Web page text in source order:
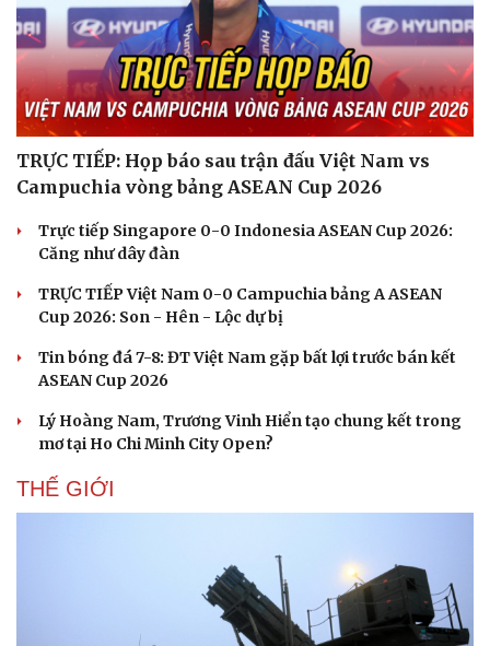
Sân khấu - Điện ảnh
Văn học
Âm nhạc
Di sản
Nghệ sĩ
Thời trang
Sao Việt
TRỰC TIẾP: Họp báo sau trận đấu Việt Nam vs
Campuchia vòng bảng ASEAN Cup 2026
Trực tiếp Singapore 0-0 Indonesia ASEAN Cup 2026:
Căng như dây đàn
TRỰC TIẾP Việt Nam 0-0 Campuchia bảng A ASEAN
Cup 2026: Son - Hên - Lộc dự bị
Tin bóng đá 7-8: ĐT Việt Nam gặp bất lợi trước bán kết
ASEAN Cup 2026
Lý Hoàng Nam, Trương Vinh Hiển tạo chung kết trong
mơ tại Ho Chi Minh City Open?
THẾ GIỚI